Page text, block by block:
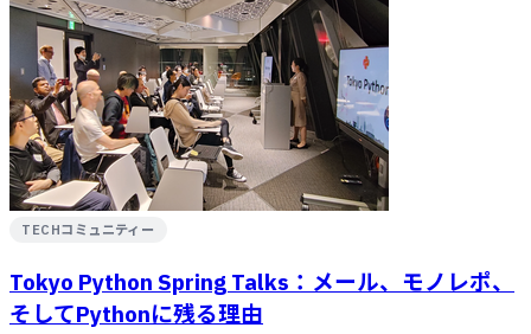
TECHコミュニティー
Tokyo Python Spring Talks：メール、モノレポ、
そしてPythonに残る理由